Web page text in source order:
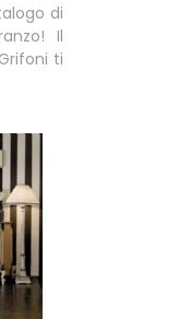
di
Il
ti